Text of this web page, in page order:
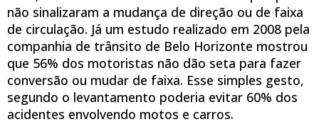
não sinalizaram a mudança de direção ou de faixa
de circulação. Já um estudo realizado em 2008 pela
companhia de trânsito de Belo Horizonte mostrou
que 56% dos motoristas não dão seta para fazer
conversão ou mudar de faixa. Esse simples gesto,
segundo o levantamento poderia evitar 60% dos
acidentes envolvendo motos e carros.